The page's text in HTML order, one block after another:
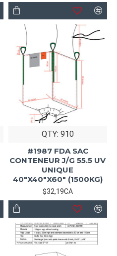
QTY: 910
#1987 FDA SAC
CONTENEUR J/G 55.5 UV
UNIQUE
40"X40"X60" (1500KG)
$32,19CA